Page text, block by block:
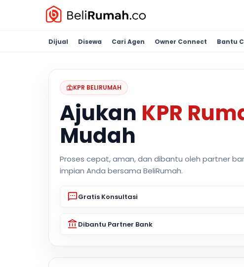
Dijual Disewa Cari Agen Owner Connect Bantu
KPR BELIRUMAH
Ajukan KPR
Mudah
Proses cepat, aman, dan dibantu oleh partner
impian Anda bersama BeliRumah.
Gratis Konsultasi
Dibantu Partner Bank